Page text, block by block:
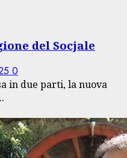
del Socjale
0
in due parti, la nuova